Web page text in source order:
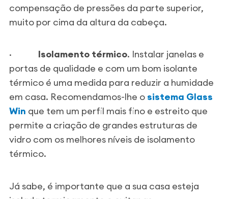
compensação de pressões da parte superior,
muito por cima da altura da cabeça.
· Isolamento térmico. Instalar janelas e
portas de qualidade e com um bom isolante
térmico é uma medida para reduzir a humidade
em casa. Recomendamos-lhe o sistema Glass
Win que tem um perfil mais fino e estreito que
permite a criação de grandes estruturas de
vidro com os melhores níveis de isolamento
térmico.
Já sabe, é importante que a sua casa esteja